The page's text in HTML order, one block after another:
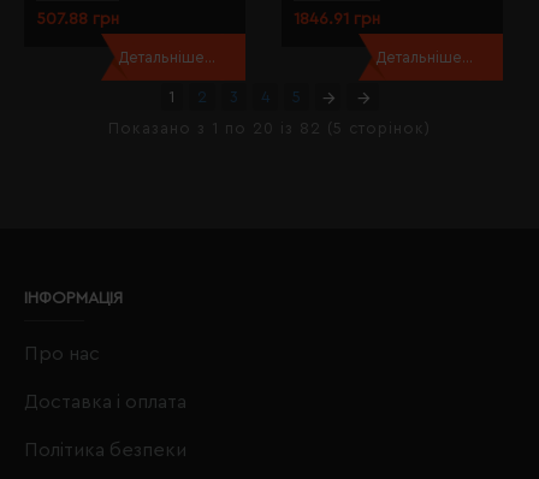
507.88 грн
Детальніше...
1846.91 грн
Детальніше...
1 2 3 4
5
Показано з 1 по 20 із 82 (5 сторінок)
ІНФОРМАЦІЯ
Про нас
Доставка і оплата
Політика безпеки